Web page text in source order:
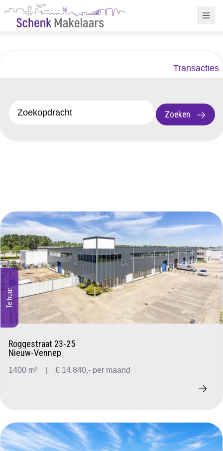
Transacties
Zoeken
Te huur
Roggestraat 23-25
Nieuw-Vennep
1400 m² € 14.840,- per maand